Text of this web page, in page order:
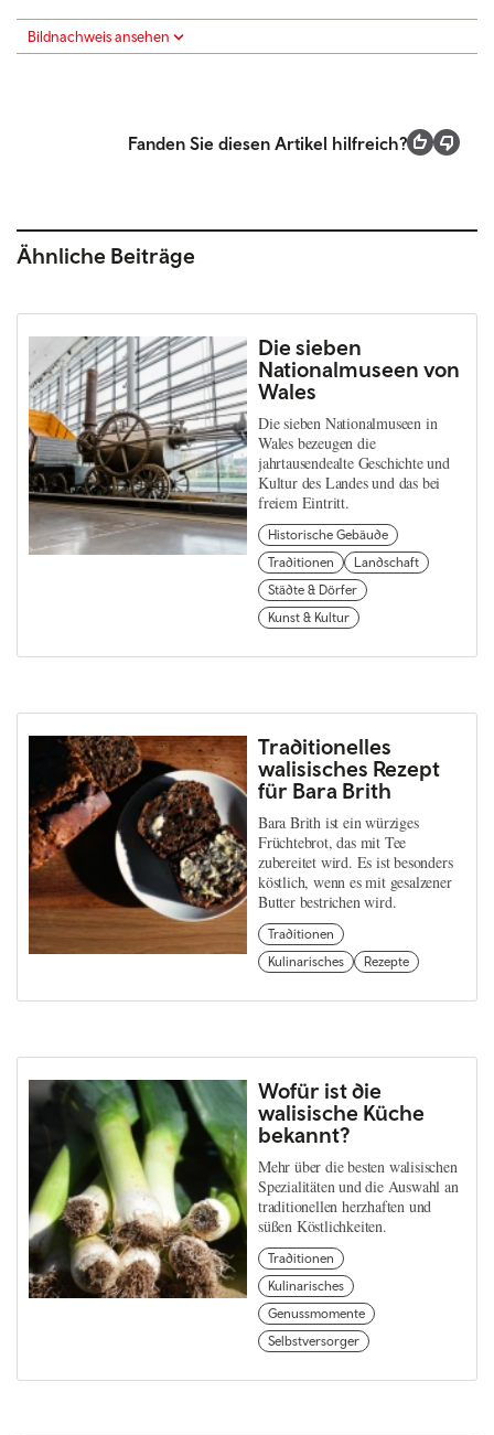
Bildnachweis ansehen
Fanden Sie diesen Artikel hilfreich?
Ähnliche Beiträge
Die sieben
Nationalmuseen von
Wales
Die sieben Nationalmuseen in
Wales bezeugen die
jahrtausendealte Geschichte und
Kultur des Landes und das bei
freiem Eintritt.
Historische Gebäude
Traditionen
Landschaft
Städte & Dörfer
Kunst & Kultur
Traditionelles
walisisches Rezept
für Bara Brith
Bara Brith ist ein würziges
Früchtebrot, das mit Tee
zubereitet wird. Es ist besonders
köstlich, wenn es mit gesalzener
Butter bestrichen wird.
Traditionen
Kulinarisches
Rezepte
Wofür ist die
walisische Küche
bekannt?
Mehr über die besten walisischen
Spezialitäten und die Auswahl an
traditionellen herzhaften und
süßen Köstlichkeiten.
Traditionen
Kulinarisches
Genussmomente
Selbstversorger